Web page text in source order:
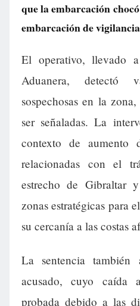
que la embarcación
embarcación de
El operativo, llevado
Aduanera, detectó
sospechosas en la
ser señaladas. La
contexto de aumento
relacionadas con el
estrecho de Gibraltar
zonas estratégicas para
su cercanía a las costas
La sentencia también
acusado, cuyo
probada debido a las